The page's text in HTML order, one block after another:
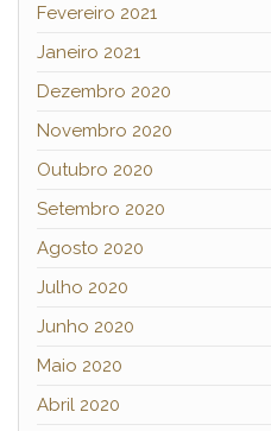
Fevereiro 2021
Janeiro 2021
Dezembro 2020
Novembro 2020
Outubro 2020
Setembro 2020
Agosto 2020
Julho 2020
Junho 2020
Maio 2020
Abril 2020